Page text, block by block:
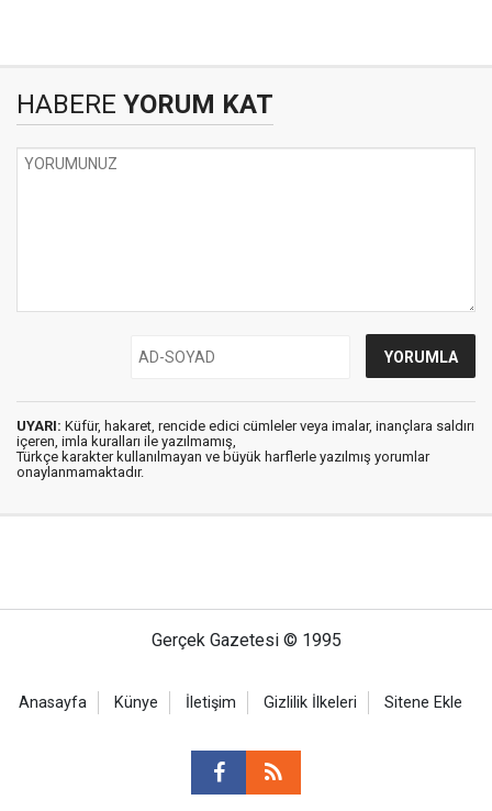
HABERE YORUM KAT
UYARI: Küfür, hakaret, rencide edici cümleler veya imalar, inançlara saldırı
içeren, imla kuralları ile yazılmamış,
Türkçe karakter kullanılmayan ve büyük harflerle yazılmış yorumlar
onaylanmamaktadır.
Gerçek Gazetesi © 1995
Anasayfa Künye İletişim Gizlilik İlkeleri Sitene Ekle